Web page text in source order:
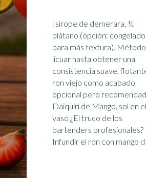
l sirope de demerara, ½
plátano (opción: congelado
para más textura).
licuar hasta obtener una
consistencia suave,
ron viejo como acabado
opcional pero recomendado.
Daïquiri de Mango, sol en el
vaso ¿El truco de los
bartenders profesionales?
Infundir el ron con mango d